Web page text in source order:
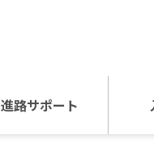
進路サポート